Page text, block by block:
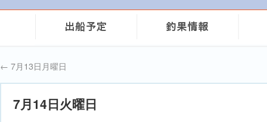
← 7月13日月曜日
7月14日火曜日